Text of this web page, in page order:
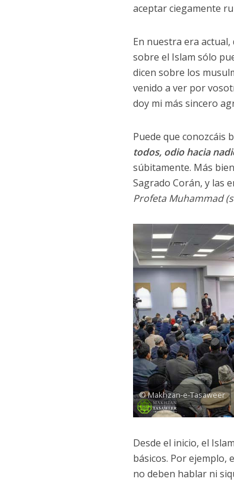
aceptar ciegamente
En nuestra era
sobre el Islam sólo
dicen sobre los
venido a ver por
doy mi más sincero
Puede que conozcáis
todos, odio hacia
súbitamente. Más
Sagrado Corán, y las
Profeta Muhammad
© Makhzan-e-Tasaweer
Desde el inicio, el
básicos. Por ejemplo,
no deben hablar ni